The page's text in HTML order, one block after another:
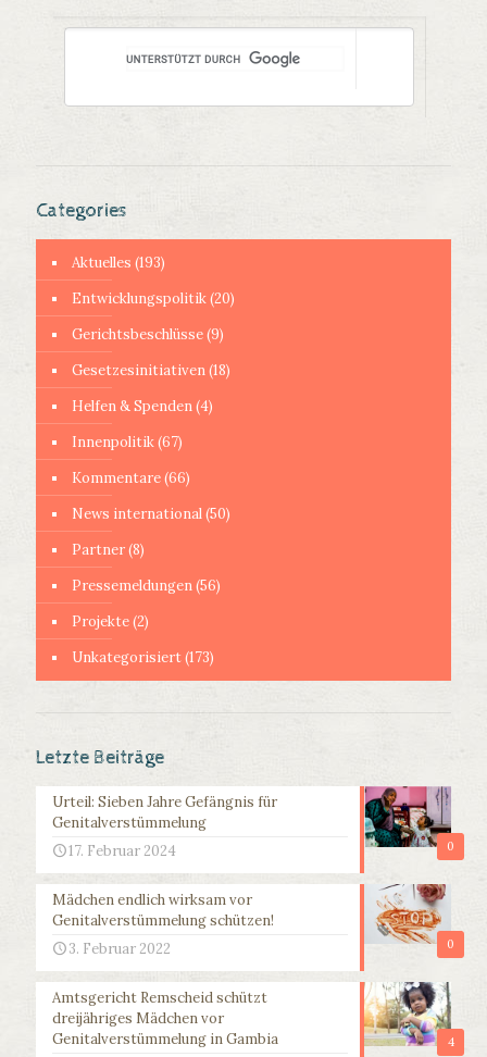
Categories
Aktuelles (193)
Entwicklungspolitik(20)
Gerichtsbeschlüsse(9)
Gesetzesinitiativen(18)
Helfen & Spenden(4)
Innenpolitik(67)
Kommentare(66)
News international(50)
Partner(8)
Pressemeldungen(56)
Projekte(2)
Unkategorisiert(173)
Letzte Beiträge
0
Urteil: Sieben Jahre Gefängnis für
Genitalverstümmelung
17. Februar 2024
0
Mädchen endlich wirksam vor
Genitalverstümmelung schützen!
3. Februar 2022
4
Amtsgericht Remscheid schützt
dreijähriges Mädchen vor
Genitalverstümmelung in Gambia